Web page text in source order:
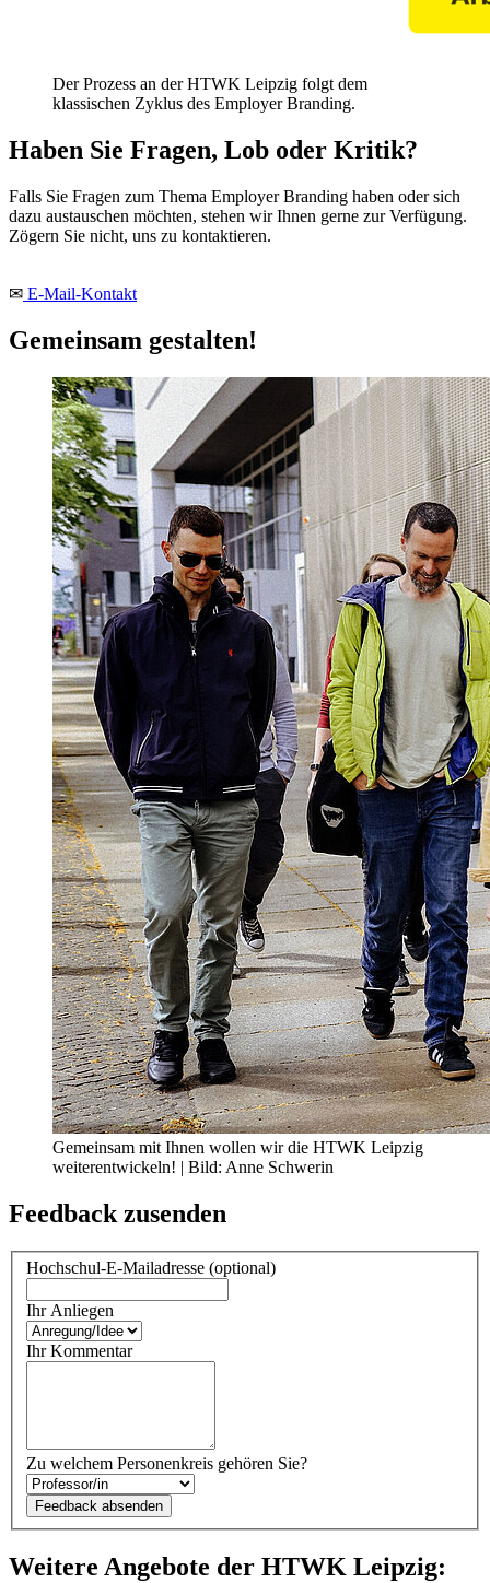
Der Prozess an der HTWK Leipzig folgt dem
klassischen Zyklus des Employer Branding.
Haben Sie Fragen, Lob oder Kritik?
Falls Sie Fragen zum Thema Employer Branding haben oder sich
dazu austauschen möchten, stehen wir Ihnen gerne zur Verfügung.
Zögern Sie nicht, uns zu kontaktieren.
✉ E-Mail-Kontakt
Gemeinsam gestalten!
Gemeinsam mit Ihnen wollen wir die HTWK Leipzig
weiterentwickeln! | Bild: Anne Schwerin
Feedback zusenden
Hochschul-E-Mailadresse (optional)
Ihr Anliegen
Ihr Kommentar
Zu welchem Personenkreis gehören Sie?
Weitere Angebote der HTWK Leipzig: